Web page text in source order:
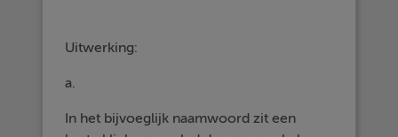
Uitwerking:
a.
In het bijvoeglijk naamwoord zit een